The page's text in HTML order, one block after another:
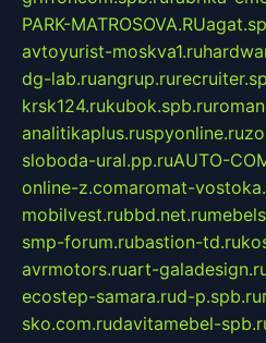
PARK-MATROSOVA.RU
avtoyurist-moskva1.ru
dg-lab.ruangrup.ru
krsk124.rukubok.spb.ru
analitikaplus.ruspyonline.ru
sloboda-ural.pp.ruAUTO-
online-z.comaromat-
mobilvest.rubbd.net.ru
smp-forum.rubastion-td.ru
avrmotors.ruart-
ecostep-samara.rud-p.spb.ru
sko.com.rudavitamebel-